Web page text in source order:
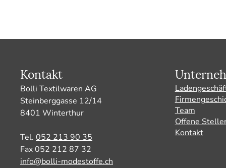
Kontakt
Bolli Textilwaren AG
Steinberggasse 12/14
8401 Winterthur
Tel. 052 213 90 35
Fax 052 212 87 32
info@bolli-modestoffe.ch
Team
Offene
Kontakt